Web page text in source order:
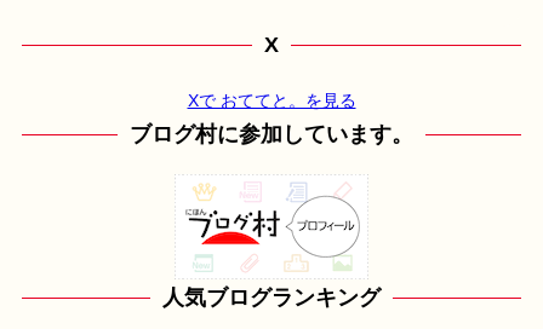
X
Xで おててと。を見る
ブログ村に参加しています。
人気ブログランキング